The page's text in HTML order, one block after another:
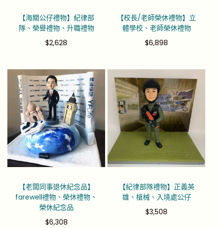
【海關公仔禮物】紀律部
隊、榮譽禮物、升職禮物
$2,628
【校長/老師榮休禮物】立
體學校、老師榮休禮物
$6,898
【老闆同事退休紀念品】
farewell禮物、榮休禮物、
榮休紀念品
$6,308
【紀律部隊禮物】正義英
雄、槍械、入境處公仔
$3,508